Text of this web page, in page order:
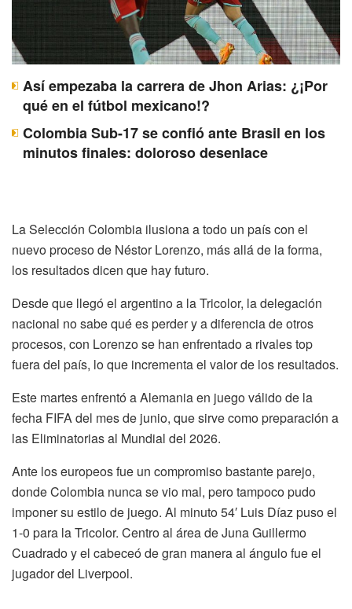
Así empezaba la carrera de Jhon Arias: ¿¡Por
qué en el fútbol mexicano!?
Colombia Sub-17 se confió ante Brasil en los
minutos finales: doloroso desenlace
La Selección Colombia ilusiona a todo un país con el
nuevo proceso de Néstor Lorenzo, más allá de la forma,
los resultados dicen que hay futuro.
Desde que llegó el argentino a la Tricolor, la delegación
nacional no sabe qué es perder y a diferencia de otros
procesos, con Lorenzo se han enfrentado a rivales top
fuera del país, lo que incrementa el valor de los resultados.
Este martes enfrentó a Alemania en juego válido de la
fecha FIFA del mes de junio, que sirve como preparación a
las Eliminatorias al Mundial del 2026.
Ante los europeos fue un compromiso bastante parejo,
donde Colombia nunca se vio mal, pero tampoco pudo
imponer su estilo de juego. Al minuto 54′ Luis Díaz puso el
1-0 para la Tricolor. Centro al área de Juna Guillermo
Cuadrado y el cabeceó de gran manera al ángulo fue el
jugador del Liverpool.